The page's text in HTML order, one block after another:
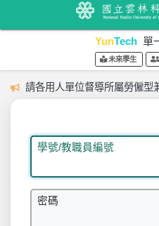
YunTech 單
未來學生
請各用人單位督導所屬勞僱型兼任助
學號/教職員編號
密碼